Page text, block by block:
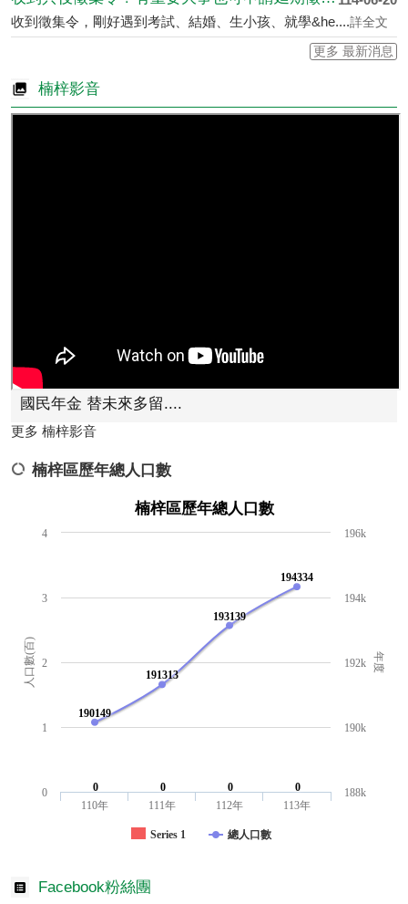
收到徵集令，剛好遇到考試、結婚、生小孩、就學&he....詳全文
更多 最新消息
楠梓影音
國民年金 替未來多留....
更多 楠梓影音
楠梓區歷年總人口數
人口數(百) 年度
楠梓區歷年總人口數
0 0 0 0
190149
191313
193139
194334
Series 1 總人口數
110年 111年 112年 113年
0
1
2
3
4
188k
190k
192k
194k
196k
Facebook粉絲團